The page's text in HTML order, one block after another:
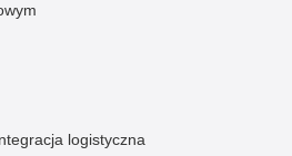
logistyczna